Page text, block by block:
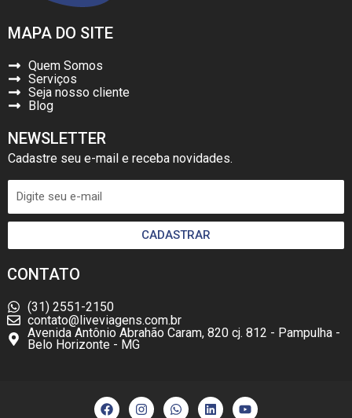
MAPA DO SITE
Quem Somos
Serviços
Seja nosso cliente
Blog
NEWSLETTER
Cadastre seu e-mail e receba novidades.
CADASTRAR
CONTATO
(31) 2551-2150
contato@liveviagens.com.br
Avenida Antônio Abrahão Caram, 820 cj. 812 - Pampulha -
Belo Horizonte - MG
F
a
I
n
W
h
L
i
Y
o